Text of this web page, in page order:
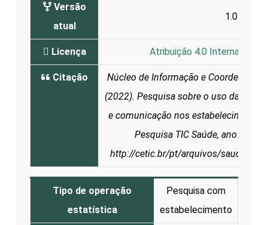
Versão
atual
1.0
Licença Atribuição 4.0 Internacional
Citação
Núcleo de Informação e Coordenação
(2022). Pesquisa sobre o uso das
e comunicação nos
Pesquisa TIC Saúde, ano 2022.
http://cetic.br/pt/arquivos/saude/
Tipo de operação
estatística
Pesquisa com
estabelecimento